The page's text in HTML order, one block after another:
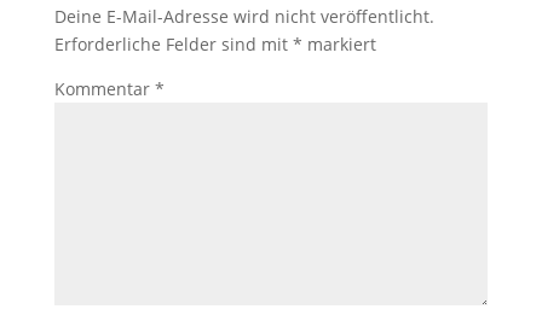
Deine E-Mail-Adresse wird nicht veröffentlicht.
Erforderliche Felder sind mit * markiert
Kommentar *